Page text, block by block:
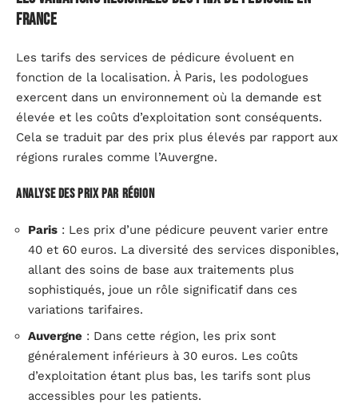
France
Les tarifs des services de pédicure évoluent en
fonction de la localisation. À Paris, les podologues
exercent dans un environnement où la demande est
élevée et les coûts d’exploitation sont conséquents.
Cela se traduit par des prix plus élevés par rapport aux
régions rurales comme l’Auvergne.
Analyse des prix par région
Paris : Les prix d’une pédicure peuvent varier entre
40 et 60 euros. La diversité des services disponibles,
allant des soins de base aux traitements plus
sophistiqués, joue un rôle significatif dans ces
variations tarifaires.
Auvergne : Dans cette région, les prix sont
généralement inférieurs à 30 euros. Les coûts
d’exploitation étant plus bas, les tarifs sont plus
accessibles pour les patients.